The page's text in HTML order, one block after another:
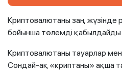
Криптовалютаны заң жүзінде
бойынша төлемді
Криптовалютаны тауарлар
Сондай-ақ «криптаны» ақша